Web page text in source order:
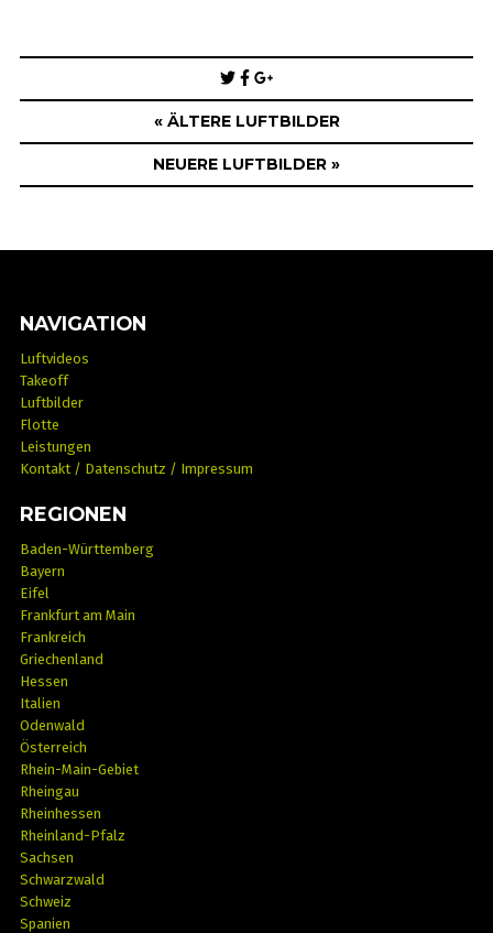
Post
navigation
« ÄLTERE LUFTBILDER
NEUERE LUFTBILDER »
NAVIGATION
Luftvideos
Takeoff
Luftbilder
Flotte
Leistungen
Kontakt / Datenschutz / Impressum
REGIONEN
Baden-Württemberg
Bayern
Eifel
Frankfurt am Main
Frankreich
Griechenland
Hessen
Italien
Odenwald
Österreich
Rhein-Main-Gebiet
Rheingau
Rheinhessen
Rheinland-Pfalz
Sachsen
Schwarzwald
Schweiz
Spanien